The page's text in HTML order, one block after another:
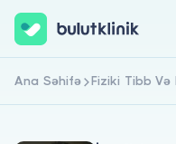
Qeydiyyat
Ana Səhifə Fiziki Tibb